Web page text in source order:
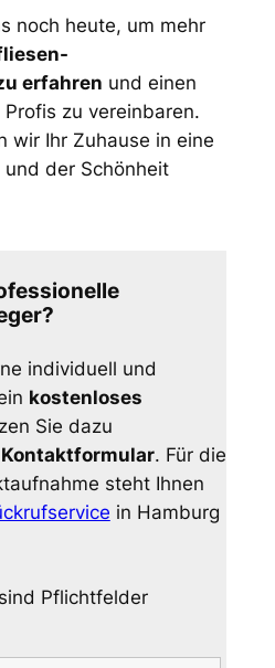
noch heute, um mehr
erfahren und einen
zu vereinbaren.
wir Ihr Zuhause in eine
der Schönheit
individuell und
kostenloses
Sie dazu
. Für die
steht Ihnen
in Hamburg
sind Pflichtfelder